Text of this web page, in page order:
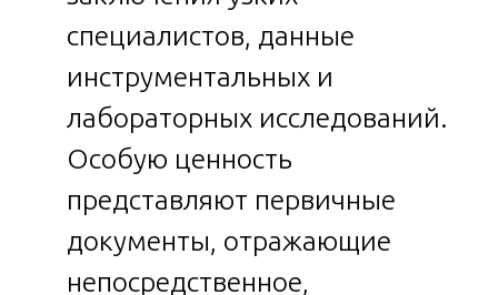
специалистов, данные
инструментальных и
лабораторных исследований.
Особую ценность
представляют первичные
документы, отражающие
непосредственное,